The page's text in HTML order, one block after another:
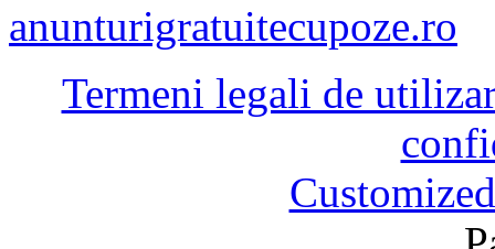
anunturigratuitecupoze.ro
Termeni legali de